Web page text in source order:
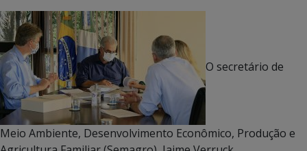
O secretário de
Meio Ambiente, Desenvolvimento Econômico, Produção e